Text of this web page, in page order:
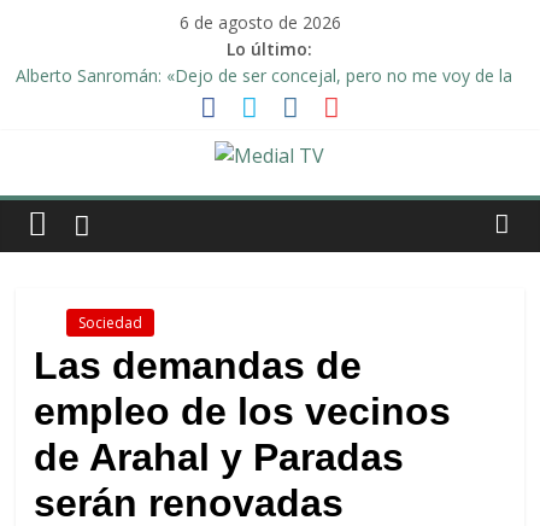
contenido
6 de agosto de 2026
Lo último:
Alberto Sanromán: «Dejo de ser concejal, pero no me voy de la
El emotivo agradecimiento de la familia afectada por el incendio
Convocado nuevo pleno ordinario del Ayuntamiento de Arahal
Una Plataforma de Morón pide unión a los pueblos de la
Medial
TV
diario
digital
televisión
de
Arahal
Sociedad
Las demandas de
empleo de los vecinos
de Arahal y Paradas
serán renovadas